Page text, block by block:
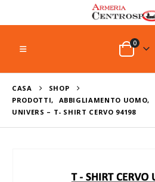
0
CASA
SHOP
PRODOTTI, ABBIGLIAMENTO UOMO,
UNIVERS – T- SHIRT CERVO 94198